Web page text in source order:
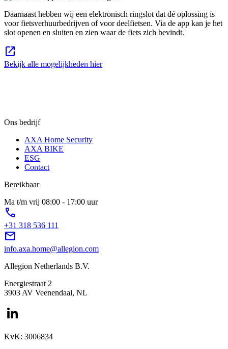
Daarnaast hebben wij een elektronisch ringslot dat dé oplossing is
voor fietsverhuurbedrijven of voor deelfietsen. Via de app kan je het
slot openen en sluiten en zien waar de fiets zich bevindt.
open_in_new
Bekijk alle mogelijkheden hier
Ons bedrijf
AXA Home Security
AXA BIKE
ESG
Contact
Bereikbaar
Ma t/m vrij 08:00 - 17:00 uur
phone
+31 318 536 111
mail
info.axa.home@allegion.com
Allegion Netherlands B.V.
Energiestraat 2
3903 AV Veenendaal, NL
KvK: 3006834